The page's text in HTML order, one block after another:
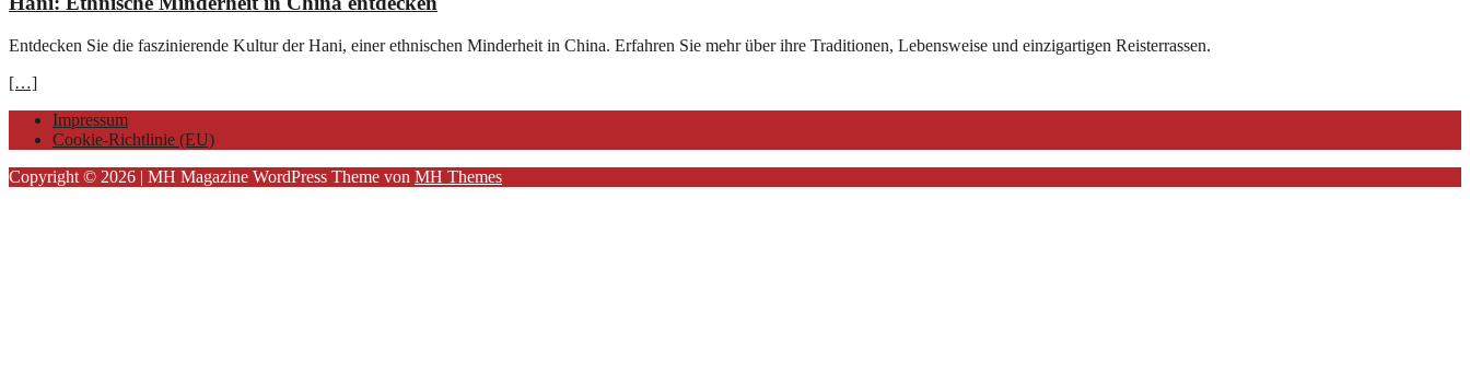
Entdecken Sie die faszinierende Kultur der Hani, einer ethnischen Minderheit in China. Erfahren Sie mehr über ihre Traditionen, Lebensweise und einzigartigen Reisterrassen.
[…]
Impressum
Cookie-Richtlinie (EU)
Copyright © 2026 | MH Magazine WordPress Theme von MH Themes